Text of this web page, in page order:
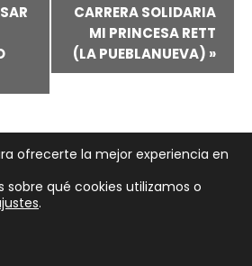
CARRERA SOLIDARIA
MI PRINCESA RETT
(LA PUEBLANUEVA) »
gracias aWordPress
ofrecerte la mejor experiencia en
sobre qué cookies utilizamos o
.